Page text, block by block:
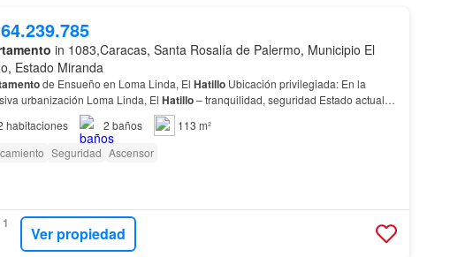
in 1083,Caracas, Santa Rosalía de Palermo, Municipio El
Estado Miranda
de Ensueño en Loma Linda, El HatilloUbicación privilegiada: En la
urbanización Loma Linda, El Hatillo– tranquilidad, seguridad Estado actual:
– ideal para personalizar cada rincón a tu gus…
habitaciones 2 baños
113 m²
Seguridad Ascensor
Ver propiedad